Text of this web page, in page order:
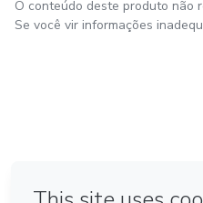
O conteúdo deste produto não
Se você vir informações
Feito com ❤ em Bogotá